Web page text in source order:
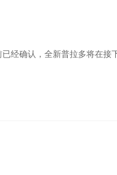
经确认，全新普拉多将在接